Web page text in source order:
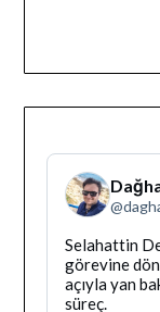
@
Bluesky'da
Dağhan
Irak
tarafindan
Selahattin
görevine
açıyla yan
süreç.